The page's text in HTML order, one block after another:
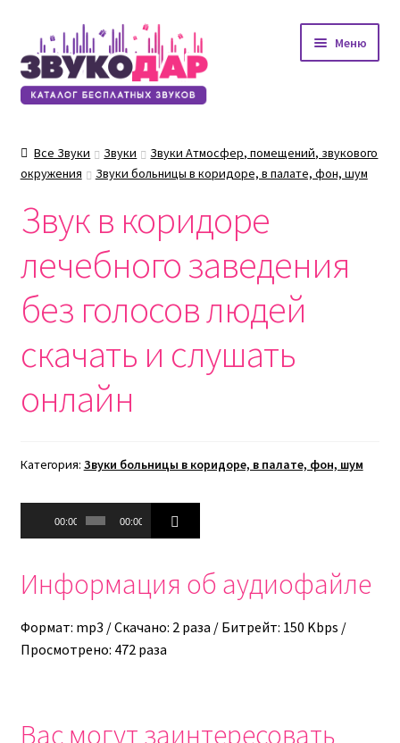
Перейти
к
навигации
Перейти
к
содержимому
Меню
Все Звуки Звуки
Звуки Атмосфер, помещений, звукового
окружения
Звуки больницы в коридоре, в палате, фон, шум
Звук в коридоре
лечебного заведения
без голосов людей
скачать и слушать
онлайн
Категория: Звуки больницы в коридоре, в палате, фон, шум
Аудиоплеер
00:00 00:00
Информация об аудиофайле
Формат: mp3 / Скачано: 2 раза / Битрейт: 150 Kbps /
Просмотрено: 472 раза
Вас могут заинтересовать